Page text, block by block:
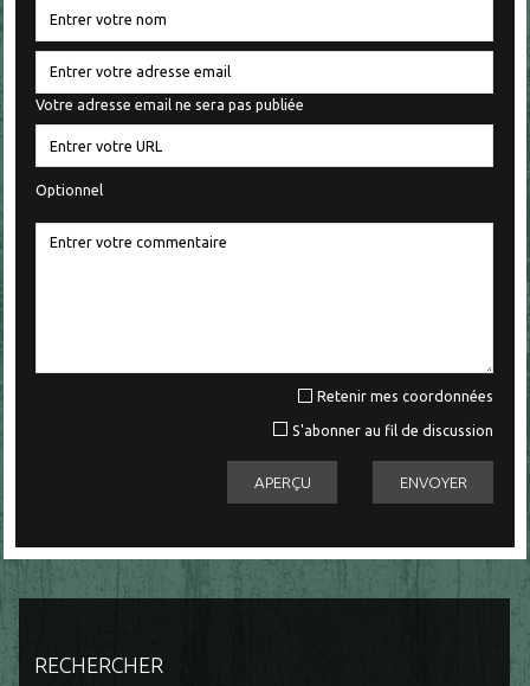
Votre adresse email ne sera pas publiée
Optionnel
Retenir mes coordonnées
S'abonner au fil de discussion
RECHERCHER